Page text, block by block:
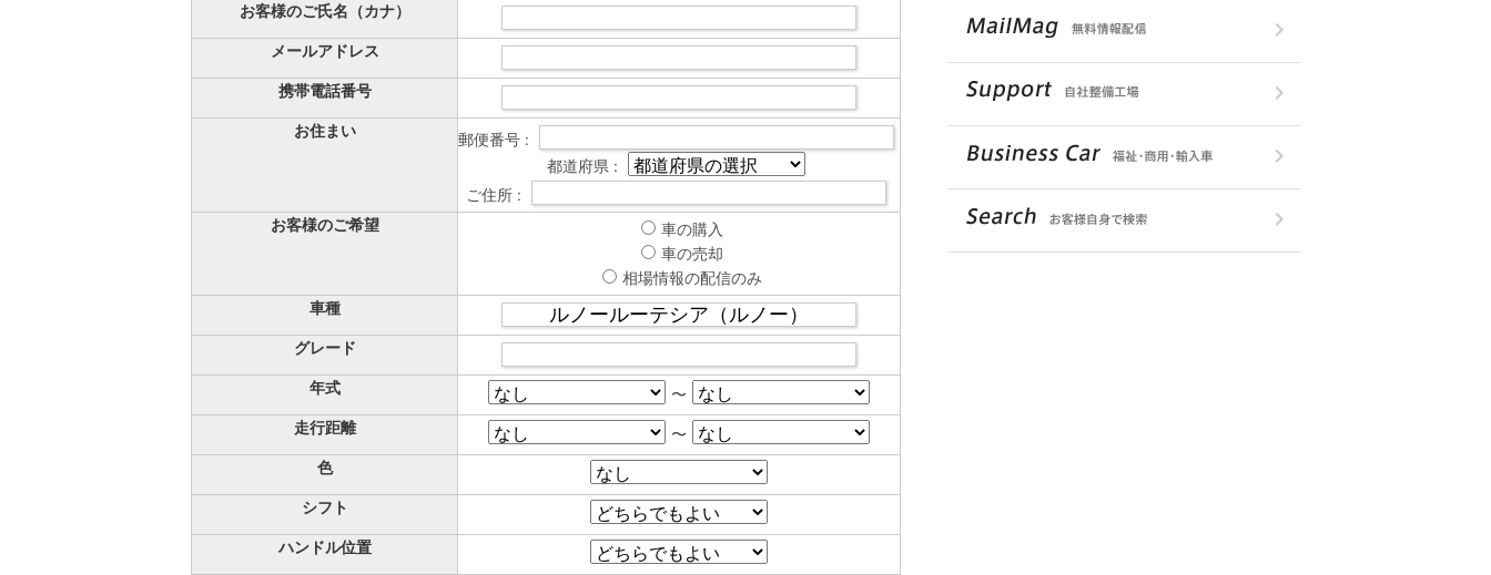
お客様のご氏名（カナ）
メールアドレス
携帯電話番号
お住まい
郵便番号 :
都道府県 :
ご住所 :
お客様のご希望
車の購入
車の売却
相場情報の配信のみ
車種
グレード
年式
〜
走行距離
〜
色
シフト
ハンドル位置